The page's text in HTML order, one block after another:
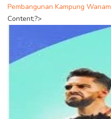
Pembangunan Kampung Wanam
Content;?>